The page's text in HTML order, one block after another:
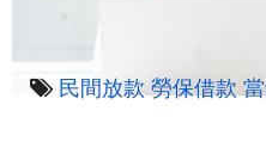
民間放款 勞保借款